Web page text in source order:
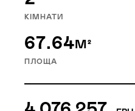
житловий
будинків,
КІМНАТИ
67.64М²
ПЛОЩА